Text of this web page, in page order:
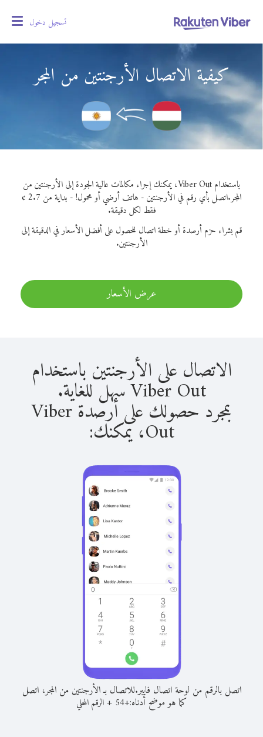
تسجيل دخول
كيفية الاتصال الأرجنتين من المجر
باستخدام Viber Out، يمكنك إجراء مكالمات عالية الجودة إلى الأرجنتين من
المجر.
اتصل بأي رقم في الأرجنتين - هاتف أرضي أو محمول! - بداية من 2.7 ¢
فقط لكل دقيقة.
قم بشراء حزم أرصدة أو خطة اتصال للحصول على أفضل الأسعار في الدقيقة إلى
الأرجنتين.
عرض الأسعار
الاتصال على الأرجنتين باستخدام
Viber Out سهل للغاية.
بمجرد حصولك على أرصدة Viber
Out، يمكنك:
اتصل بالرقم من لوحة اتصال فايبر.للاتصال بـ الأرجنتين من المجر، اتصل
كما هو موضح أدناه:+
54
+الرقم المحلي